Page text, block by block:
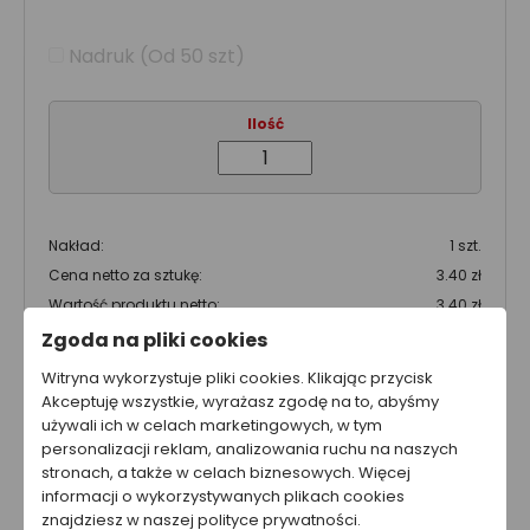
Nadruk (Od 50 szt)
Ilość
Nakład:
1 szt.
Cena netto za sztukę:
3.40 zł
Wartość produktu netto:
3.40 zł
4.18 zł
Całkowity koszt netto
3.40 zł
Cena nie zawiera kosztów wysyłki.
Zgoda na pliki cookies
Witryna wykorzystuje pliki cookies. Klikając przycisk
Akceptuję wszystkie, wyrażasz zgodę na to, abyśmy
używali ich w celach marketingowych, w tym
personalizacji reklam, analizowania ruchu na naszych
stronach, a także w celach biznesowych. Więcej
informacji o wykorzystywanych plikach cookies
znajdziesz w naszej polityce prywatności.